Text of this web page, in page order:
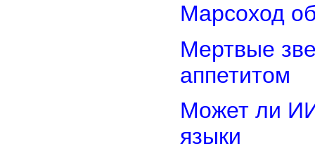
Марсоход
Мертвые
аппетитом
Может ли
языки